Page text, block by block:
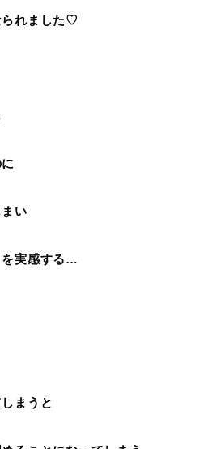
られました♡
い
を実感する…
まうと